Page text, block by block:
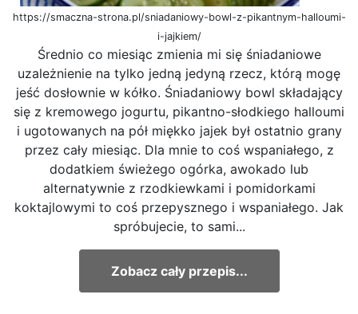
https://smaczna-strona.pl/sniadaniowy-bowl-z-pikantnym-halloumi-
i-jajkiem/
Średnio co miesiąc zmienia mi się śniadaniowe
uzależnienie na tylko jedną jedyną rzecz, którą mogę
jeść dosłownie w kółko. Śniadaniowy bowl składający
się z kremowego jogurtu, pikantno-słodkiego halloumi
i ugotowanych na pół miękko jajek był ostatnio grany
przez cały miesiąc. Dla mnie to coś wspaniałego, z
dodatkiem świeżego ogórka, awokado lub
alternatywnie z rzodkiewkami i pomidorkami
koktajlowymi to coś przepysznego i wspaniałego. Jak
spróbujecie, to sami...
Zobacz cały przepis...